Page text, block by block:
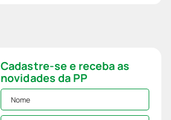
Cadastre-se e receba as
novidades da PP